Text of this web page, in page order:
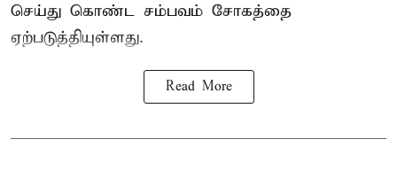
செய்து கொண்ட சம்பவம் சோகத்தை
ஏற்படுத்தியுள்ளது.
Read More